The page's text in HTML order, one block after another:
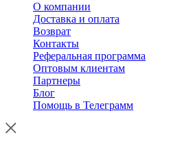
О компании
Доставка и оплата
Возврат
Контакты
Реферальная программа
Оптовым клиентам
Партнеры
Блог
Помощь в Телеграмм